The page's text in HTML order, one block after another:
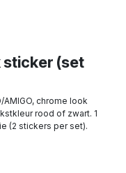
sticker (set
chrome look
rood of zwart. 1
(2 stickers per set).